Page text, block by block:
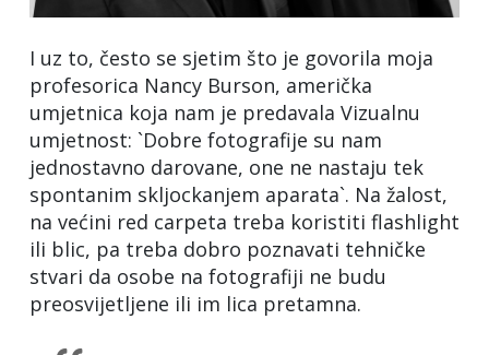
I uz to, često se sjetim što je govorila moja
profesorica Nancy Burson, američka
umjetnica koja nam je predavala Vizualnu
umjetnost: `Dobre fotografije su nam
jednostavno darovane, one ne nastaju tek
spontanim skljockanjem aparata`. Na žalost,
na većini red carpeta treba koristiti flashlight
ili blic, pa treba dobro poznavati tehničke
stvari da osobe na fotografiji ne budu
preosvijetljene ili im lica pretamna.